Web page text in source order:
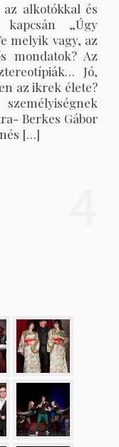
az alkotókkal és
kapcsán „Úgy
melyik vagy, az
mondatok? Az
Jó,
az ikrek élete?
Berkes Gábor
[…]